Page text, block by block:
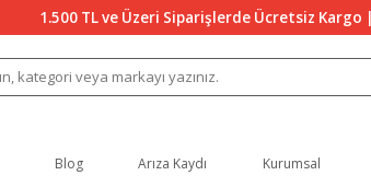
1.500 TL ve Üzeri Siparişlerde Ücretsiz Kargo
Blog Arıza Kaydı Kurumsal